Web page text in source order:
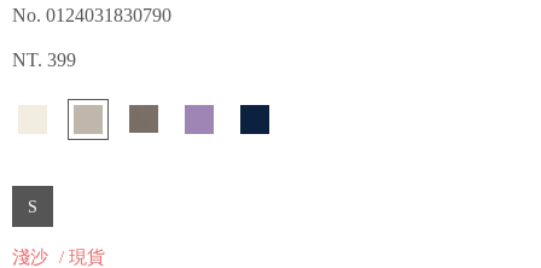
No. 0124031830790
NT. 399
S
淺沙 / 現貨